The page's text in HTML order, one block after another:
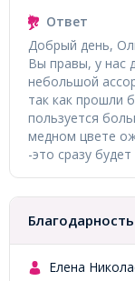
Ответ
Добрый день,
Вы правы, у нас
небольшой
так как прошли
пользуется
медном цвете
-это сразу
Благодарность
Елена